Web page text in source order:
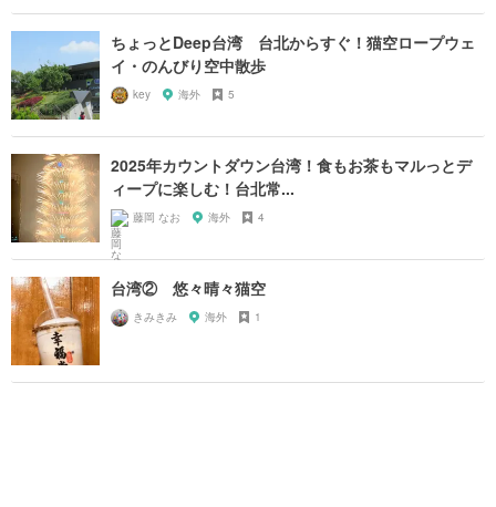
ちょっとDeep台湾 台北からすぐ！猫空ロープウェ
イ・のんびり空中散歩
key 海外 5
2025年カウントダウン台湾！食もお茶もマルっとデ
ィープに楽しむ！台北常...
藤岡 なお 海外 4
台湾② 悠々晴々猫空
きみきみ 海外 1